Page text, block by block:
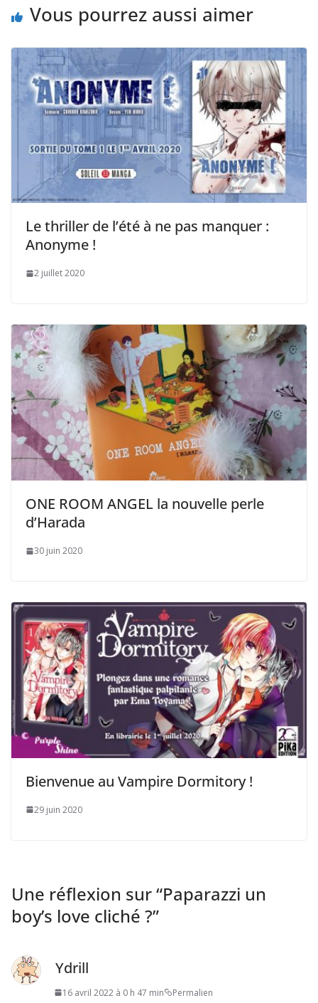
Vous pourrez aussi aimer
Le thriller de l’été à ne pas manquer :
Anonyme !
2 juillet 2020
ONE ROOM ANGEL la nouvelle perle
d’Harada
30 juin 2020
Bienvenue au Vampire Dormitory !
29 juin 2020
Une réflexion sur “Paparazzi un
boy’s love cliché ?”
Ydrill
16 avril 2022 à 0 h 47 min Permalien